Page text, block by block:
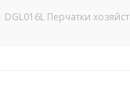
DGL016L Перчатки